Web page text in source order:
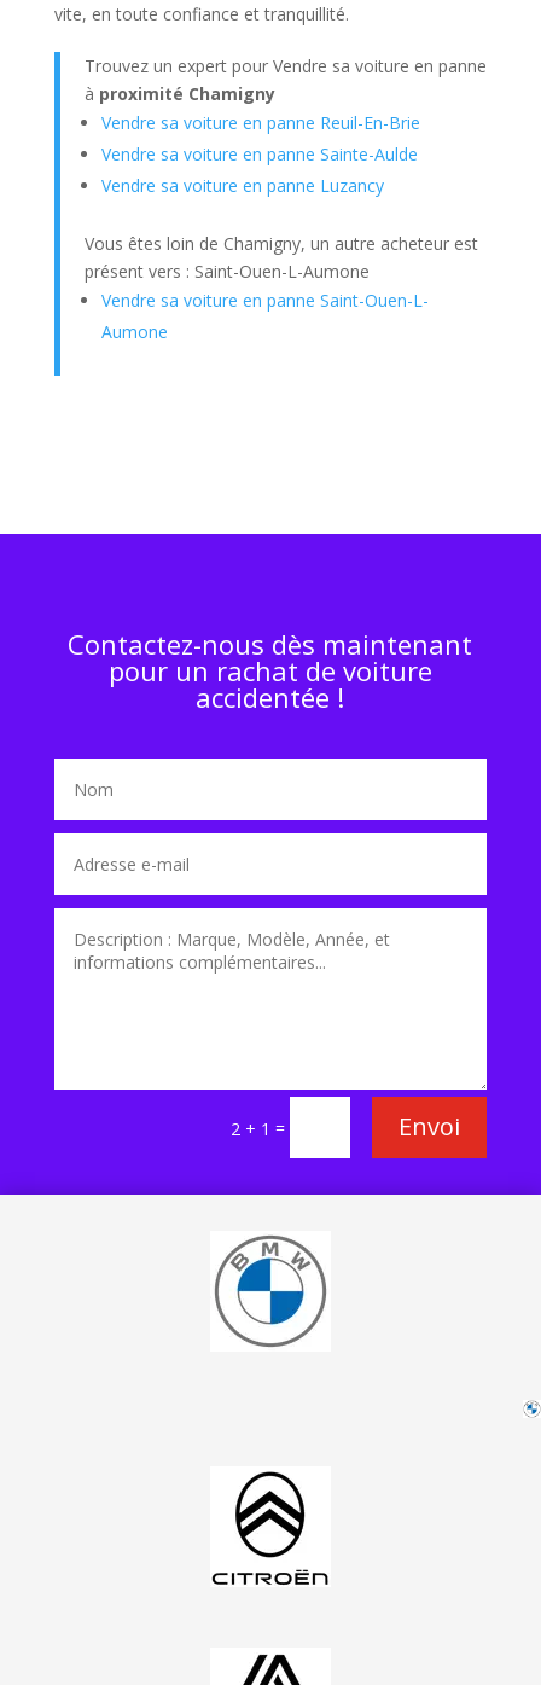
vite, en toute confiance et tranquillité.
Trouvez un expert pour Vendre sa voiture en panne
à proximité Chamigny
Vendre sa voiture en panne Reuil-En-Brie
Vendre sa voiture en panne Sainte-Aulde
Vendre sa voiture en panne Luzancy
Vous êtes loin de Chamigny, un autre acheteur est
présent vers : Saint-Ouen-L-Aumone
Vendre sa voiture en panne Saint-Ouen-L-
Aumone
Contactez-nous dès maintenant
pour un rachat de voiture
accidentée !
2 + 1 = Envoi